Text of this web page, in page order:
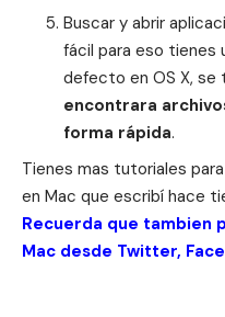
Buscar y abrir
fácil para eso tienes
defecto en OS X, se
encontrara
forma rápida.
Tienes mas tutoriales
en Mac que escribí hace
Recuerda que tambien
Mac desde Twitter,